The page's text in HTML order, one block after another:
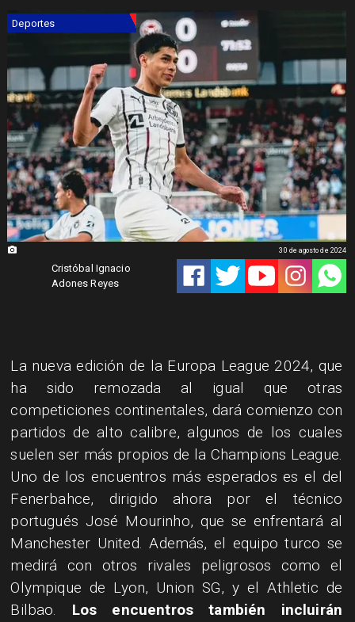
Deportes
Cristóbal Ignacio
Adones Reyes
30 de agosto de 2024
La nueva edición de la Europa League 2024, que
ha sido remozada al igual que otras
competiciones continentales, dará comienzo con
partidos de alto calibre, algunos de los cuales
suelen ser más propios de la Champions League.
Uno de los encuentros más esperados es el del
Fenerbahce, dirigido ahora por el técnico
portugués José Mourinho, que se enfrentará al
Manchester United. Además, el equipo turco se
medirá con otros rivales peligrosos como el
Olympique de Lyon, Union SG, y el Athletic de
Bilbao. Los encuentros también incluirán